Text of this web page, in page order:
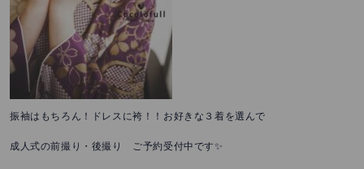
振袖はもちろん！ドレスに袴！！お好きな３着を選んで
成人式の前撮り・後撮り ご予約受付中です✨